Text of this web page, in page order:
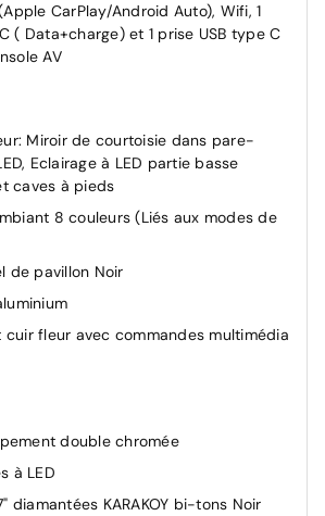
boutons + clé standard
mains libres Proximity
CarPlay/Android Auto), Wifi, 1
( Data+charge) et 1 prise USB type C
AV
Miroir de courtoisie dans pare-
Eclairage à LED partie basse
caves à pieds
8 couleurs (Liés aux modes de
de pavillon Noir
fleur avec commandes multimédia
double chromée
à LED
diamantées KARAKOY bi-tons Noir